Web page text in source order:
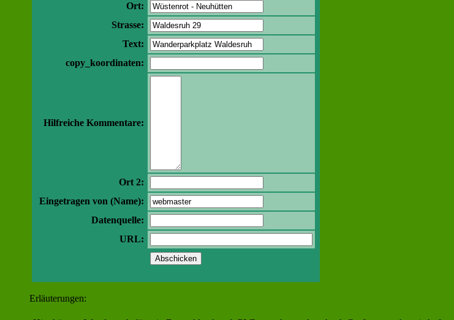
Ort:
Strasse:
Text:
copy_koordinaten:
Hilfreiche Kommentare:
Ort 2:
Eingetragen von (Name):
Datenquelle:
URL:
Erläuterungen: